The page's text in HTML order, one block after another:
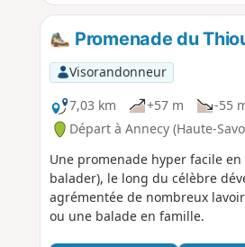
Promenade du
Visorandonneur
7,03 km
+57 m -55
Départ à Annecy (Haute-
Une promenade hyper facile
balader), le long du célèbre
agrémentée de nombreux
ou une balade en famille.